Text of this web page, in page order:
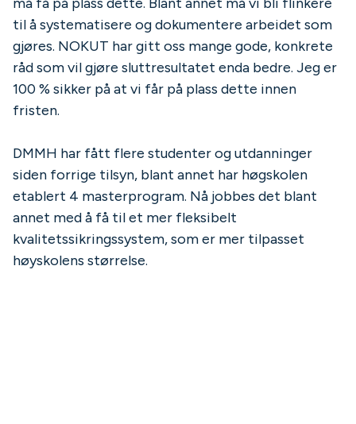
må få på plass dette. Blant annet må vi bli flinkere
til å systematisere og dokumentere arbeidet som
gjøres. NOKUT har gitt oss mange gode, konkrete
råd som vil gjøre sluttresultatet enda bedre. Jeg er
100 % sikker på at vi får på plass dette innen
fristen.
DMMH har fått flere studenter og utdanninger
siden forrige tilsyn, blant annet har høgskolen
etablert 4 masterprogram. Nå jobbes det blant
annet med å få til et mer fleksibelt
kvalitetssikringssystem, som er mer tilpasset
høyskolens størrelse.